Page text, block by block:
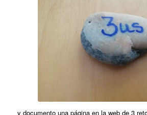
y documento una página en la web de 3